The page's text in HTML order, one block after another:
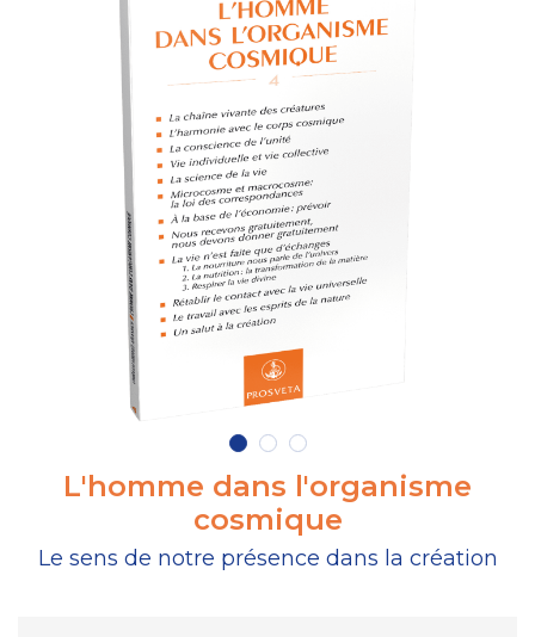
L'homme dans l'organisme
cosmique
Le sens de notre présence dans la création